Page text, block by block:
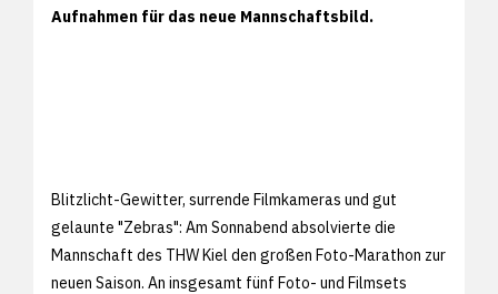
Aufnahmen für das neue Mannschaftsbild.
Blitzlicht-Gewitter, surrende Filmkameras und gut
gelaunte "Zebras": Am Sonnabend absolvierte die
Mannschaft des THW Kiel den großen Foto-Marathon zur
neuen Saison. An insgesamt fünf Foto- und Filmsets